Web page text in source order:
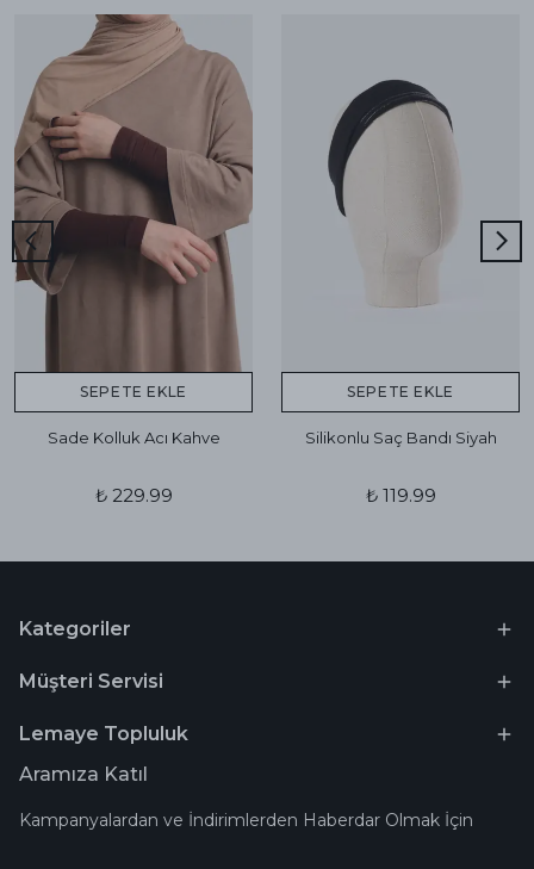
SEPETE EKLE
Sade Kolluk Acı Kahve
₺ 229.99
SEPETE EKLE
Silikonlu Saç Bandı Siyah
₺ 119.99
Kategoriler
Müşteri Servisi
Lemaye Topluluk
Aramıza Katıl
Kampanyalardan ve İndirimlerden Haberdar Olmak İçin